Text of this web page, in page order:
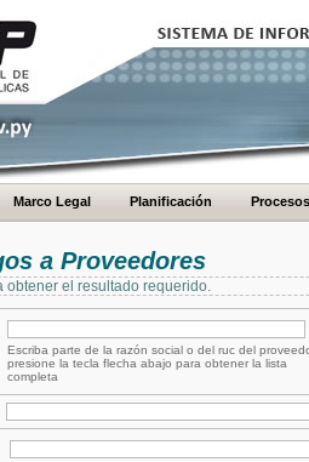
Marco Legal Planificación Procesos
a Proveedores
obtener el resultado requerido.
Escriba parte de la razón social o del ruc del
presione la tecla flecha abajo para obtener la lista
completa